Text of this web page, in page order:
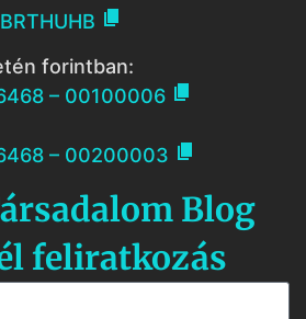

forintban:
– 00100006 
– 00200003 
Blog
feliratkozás